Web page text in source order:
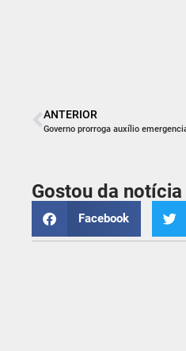
ANTERIOR
Governo prorroga auxílio
Gostou da
Facebook